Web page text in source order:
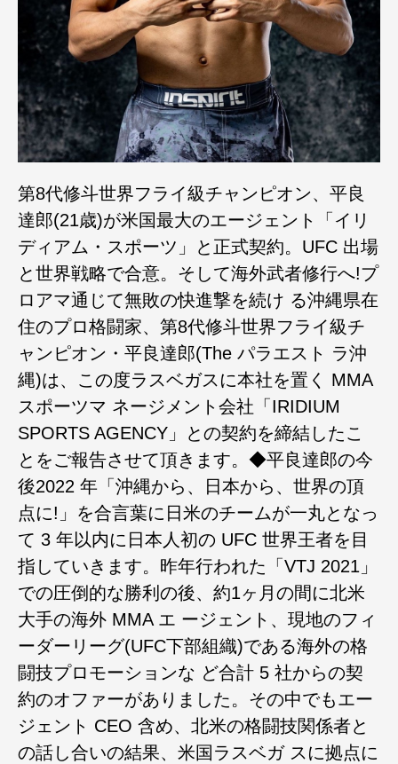
第8代修斗世界フライ級チャンピオン、平良
達郎(21歳)が米国最大のエージェント「イリ
ディアム・スポーツ」と正式契約。UFC 出場
と世界戦略で合意。そして海外武者修行へ!プ
ロアマ通じて無敗の快進撃を続け る沖縄県在
住のプロ格闘家、第8代修斗世界フライ級チ
ャンピオン・平良達郎(The パラエスト ラ沖
縄)は、この度ラスベガスに本社を置く MMA
スポーツマ ネージメント会社「IRIDIUM
SPORTS AGENCY」との契約を締結したこ
とをご報告させて頂きます。◆平良達郎の今
後2022 年「沖縄から、日本から、世界の頂
点に!」を合言葉に日米のチームが一丸となっ
て 3 年以内に日本人初の UFC 世界王者を目
指していきます。昨年行われた「VTJ 2021」
での圧倒的な勝利の後、約1ヶ月の間に北米
大手の海外 MMA エ ージェント、現地のフィ
ーダーリーグ(UFC下部組織)である海外の格
闘技プロモーションな ど合計 5 社からの契
約のオファーがありました。その中でもエー
ジェント CEO 含め、北米の格闘技関係者と
の話し合いの結果、米国ラスベガ スに拠点に